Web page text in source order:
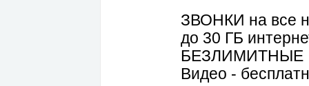
ЗВОНКИ на все
до 30 ГБ
БЕЗЛИМИТНЫЕ :
Видео -